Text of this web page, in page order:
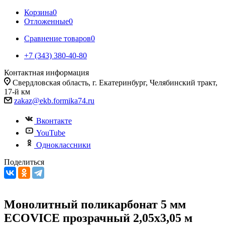
Корзина0
Отложенные0
Сравнение товаров0
+7 (343) 380-40-80
Контактная информация
Свердловская область, г. Екатеринбург, Челябинский тракт,
17-й км
zakaz@ekb.formika74.ru
Вконтакте
YouTube
Одноклассники
Поделиться
Монолитный поликарбонат 5 мм
ECOVICE прозрачный 2,05х3,05 м